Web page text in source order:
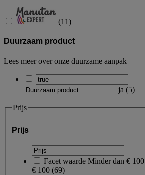
(11)
Duurzaam product
Lees meer over onze duurzame aanpak
ja (5)
Prijs
Prijs
Facet waarde Minder dan € 100
€ 100 (69)